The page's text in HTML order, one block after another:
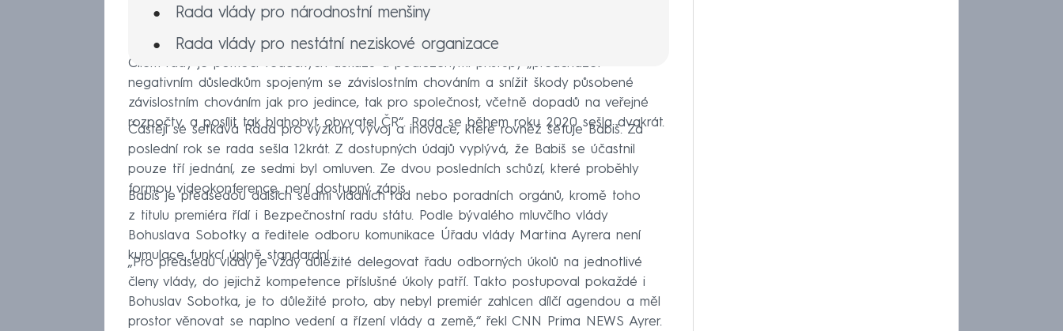
Rada vlády pro národnostní menšiny
Rada vlády pro nestátní neziskové organizace
Vládní výbor pro osoby se zdravotním postižením
Rada vlády pro zdravotní rizika
Cílem rady je pomocí vědeckých důkazů a podloženými přístupy „předcházet
negativním důsledkům spojeným se závislostním chováním a snížit škody působené
závislostním chováním jak pro jedince, tak pro společnost, včetně dopadů na veřejné
rozpočty, a posílit tak blahobyt obyvatel ČR“. Rada se během roku 2020 sešla dvakrát.
Častěji se setkává Rada pro výzkum, vývoj a inovace, které rovněž šéfuje Babiš. Za
poslední rok se rada sešla 12krát. Z dostupných údajů vyplývá, že Babiš se účastnil
pouze tří jednání, ze sedmi byl omluven. Ze dvou posledních schůzí, které proběhly
formou videokonference, není dostupný zápis.
Babiš je předsedou dalších sedmi vládních rad nebo poradních orgánů, kromě toho
z titulu premiéra řídí i Bezpečnostní radu státu. Podle bývalého mluvčího vlády
Bohuslava Sobotky a ředitele odboru komunikace Úřadu vlády Martina Ayrera není
kumulace funkcí úplně standardní.
„Pro předsedu vlády je vždy důležité delegovat řadu odborných úkolů na jednotlivé
členy vlády, do jejichž kompetence příslušné úkoly patří. Takto postupoval pokaždé i
Bohuslav Sobotka, je to důležité proto, aby nebyl premiér zahlcen dílčí agendou a měl
prostor věnovat se naplno vedení a řízení vlády a země,“ řekl CNN Prima NEWS Ayrer.